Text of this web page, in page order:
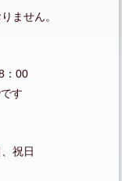
ません。
：00
す
祝日